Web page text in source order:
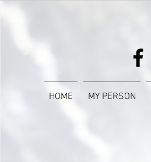
HOME MY PERSON